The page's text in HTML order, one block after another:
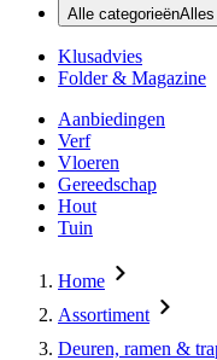
Alle categorieënAlles
Klusadvies
Folder & Magazine
Aanbiedingen
Verf
Vloeren
Gereedschap
Hout
Tuin
Home
Assortiment
Deuren, ramen &